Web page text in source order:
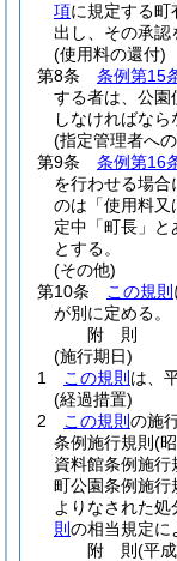
項に規定する町
出し、その承認
(使用料の還付)
第8条
条例第15
する者は、公園
しなければなら
(指定管理者へ
第9条
条例第16
を行わせる場合
のは「使用料又
定中「町長」
とする。
(その他)
第10条
この規則
が別に定める。
附 則
(施行期日)
1
この規則 は、
(経過措置)
2
この規則 の施
条例施行規則 (
資料館条例施行
町公園条例施行
よりなされた
則 の相当規定に
附 則(平